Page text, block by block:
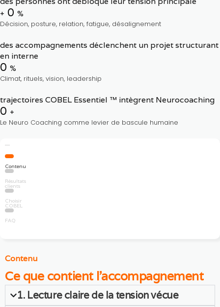
+ 0 %
Décision, posture, relation, fatigue, désalignement
des accompagnements déclenchent un projet structurant
en interne
0 %
Climat, rituels, vision, leadership
trajectoires COBEL Essentiel ™ intègrent Neurocoaching
0 +
Le Neuro Coaching comme levier de bascule humaine
Contenu
Résultats
clients
Choisir
COBEL
FAQ
Contenu
Ce que contient l'accompagnement
1. Lecture claire de la tension vécue